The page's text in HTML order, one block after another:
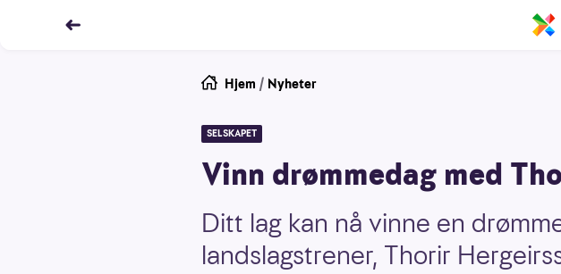
Hjem / Nyheter
SELSKAPET
Vinn drømmedag med
Ditt lag kan nå vinne en
landslagstrener, Thorir